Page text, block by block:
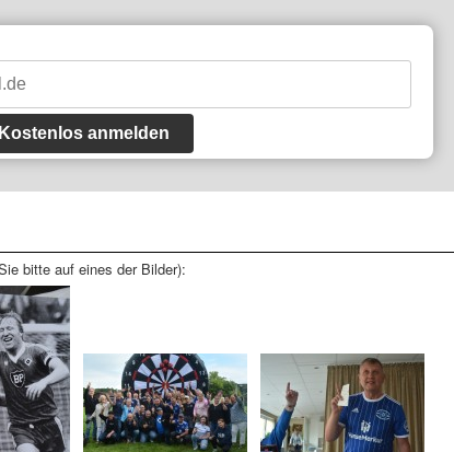
Kostenlos anmelden
bitte auf eines der Bilder):